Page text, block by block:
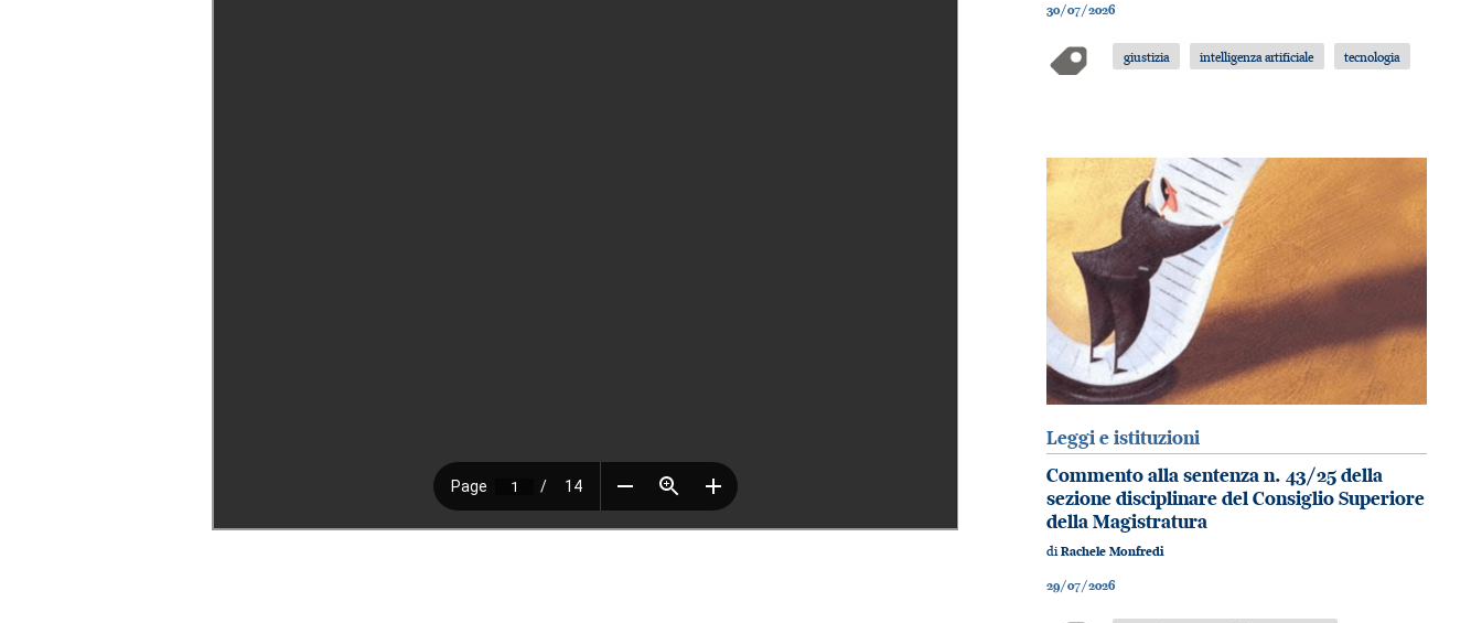
30/07/2026
giustizia intelligenza artificiale tecnologia
Leggi e istituzioni
Commento alla sentenza n. 43/25 della
sezione disciplinare del Consiglio Superiore
della Magistratura
diRachele Monfredi
29/07/2026